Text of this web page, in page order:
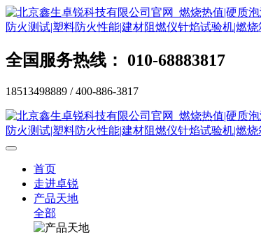
全国服务热线： 010-68883817
18513498889 / 400-886-3817
首页
走进卓锐
产品天地
全部